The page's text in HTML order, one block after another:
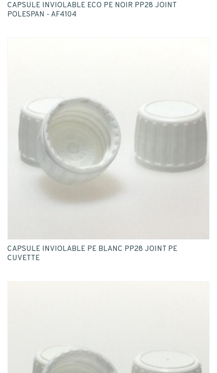
CAPSULE INVIOLABLE ECO PE NOIR PP28 JOINT
POLESPAN - AF4104
CAPSULE INVIOLABLE PE BLANC PP28 JOINT PE
CUVETTE